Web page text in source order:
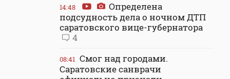
14:48
Определена
подсудность дела о ночном ДТП
саратовского вице-губернатора
4
08:41 Смог над городами.
Саратовские санврачи